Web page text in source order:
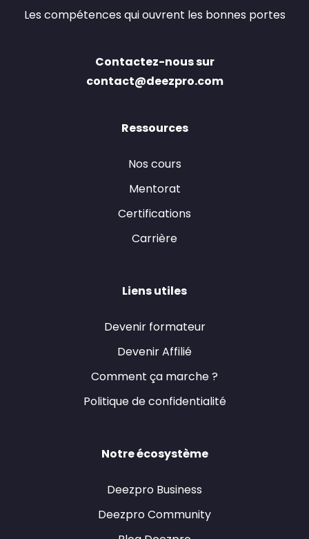
Les compétences qui ouvrent les bonnes portes
Contactez-nous sur
contact@deezpro.com
Ressources
Nos cours
Mentorat
Certifications
Carrière
Liens utiles
Devenir formateur
Devenir Affilié
Comment ça marche ?
Politique de confidentialité
Notre écosystème
Deezpro Business
Deezpro Community